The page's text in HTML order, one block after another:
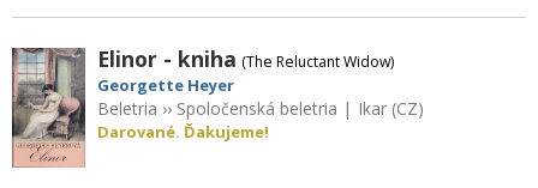
Elinor - kniha (The Reluctant Widow)
Georgette Heyer
Beletria ›› Spoločenská beletria | Ikar (CZ)
Darované. Ďakujeme!